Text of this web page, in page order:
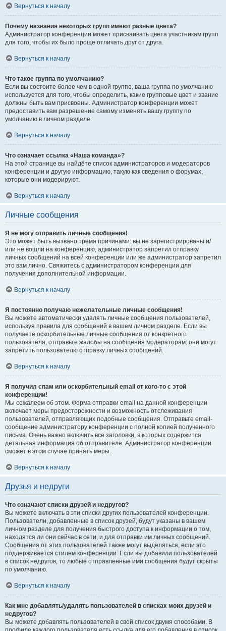
Вернуться к началу
Почему названия некоторых групп имеют разные цвета?
Администратор конференции может присваивать цвета участникам групп
для того, чтобы их было проще отличать друг от друга.
Вернуться к началу
Что такое группа по умолчанию?
Если вы состоите более чем в одной группе, ваша группа по умолчанию
используется для того, чтобы определить, какие групповые цвет и звание
должны быть вам присвоены. Администратор конференции может
предоставить вам разрешение самому изменять вашу группу по
умолчанию в личном разделе.
Вернуться к началу
Что означает ссылка «Наша команда»?
На этой странице вы найдёте список администраторов и модераторов
конференции и другую информацию, такую как сведения о форумах,
которые они модерируют.
Вернуться к началу
Личные сообщения
Я не могу отправить личные сообщения!
Это может быть вызвано тремя причинами: вы не зарегистрированы и/
или не вошли на конференцию, администратор запретил отправку
личных сообщений на всей конференции или же администратор запретил
это вам лично. Свяжитесь с администратором конференции для
получения дополнительной информации.
Вернуться к началу
Я постоянно получаю нежелательные личные сообщения!
Вы можете автоматически удалять личные сообщения пользователей,
используя правила для сообщений в вашем личном разделе. Если вы
получаете оскорбительные личные сообщения от конкретного
пользователя, отправьте жалобы на сообщения модераторам; они могут
запретить пользователю отправку личных сообщений.
Вернуться к началу
Я получил спам или оскорбительный email от кого-то с этой
конференции!
Мы сожалеем об этом. Форма отправки email на данной конференции
включает меры предосторожности и возможность отслеживания
пользователей, отправляющих подобные сообщения. Отправьте email-
сообщение администратору конференции с полной копией полученного
письма. Очень важно включить все заголовки, в которых содержится
детальная информация об отправителе. Администратор конференции
сможет в этом случае принять меры.
Вернуться к началу
Друзья и недруги
Что означают списки друзей и недругов?
Вы можете включать в эти списки других пользователей конференции.
Пользователи, добавленные в список друзей, будут указаны в вашем
личном разделе для получения быстрого доступа к информации о том,
находятся ли они сейчас в сети, и для отправки им личных сообщений.
Сообщения от этих пользователей также могут выделяться, если это
поддерживается стилем конференции. Если вы добавили пользователей
в список недругов, то любые отправленные ими сообщения будут скрыты
по умолчанию.
Вернуться к началу
Как мне добавлять/удалять пользователей в списках моих друзей и
недругов?
Вы можете добавлять пользователей в свой список двумя способами. В